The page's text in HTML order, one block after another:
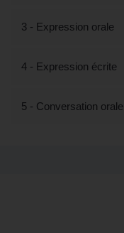
3 - Expression orale
4 - Expression écrite
5 - Conversation orale